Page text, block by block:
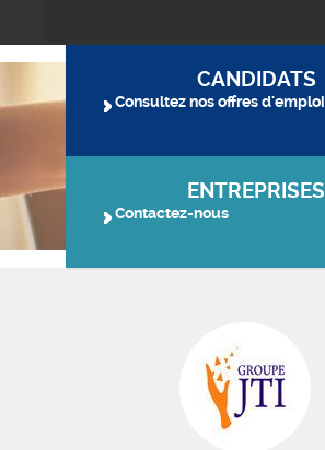
CANDIDATS
Consultez nos offres d'emploi
ENTREPRISES
Contactez-nous